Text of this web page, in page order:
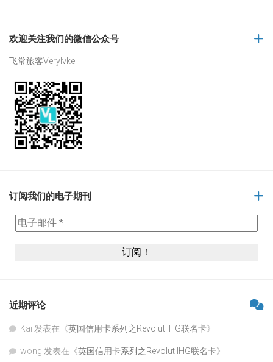
欢迎关注我们的微信公众号
飞常旅客Verylvke
订阅我们的电子期刊
近期评论
Kai 发表在《英国信用卡系列之Revolut IHG联名卡》
wong 发表在《英国信用卡系列之Revolut IHG联名卡》